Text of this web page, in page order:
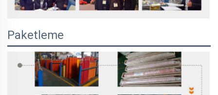
Paketleme